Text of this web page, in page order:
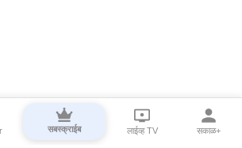
सबस्क्राईब लाईव्ह TV सकाळ+